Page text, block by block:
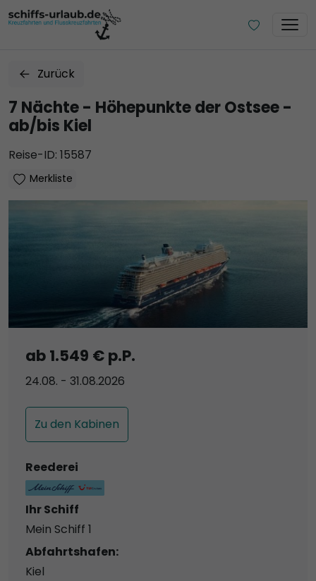
Zurück
7 Nächte - Höhepunkte der Ostsee -
ab/bis Kiel
Reise-ID: 15587
Merkliste
ab 1.549 € p.P.
24.08. - 31.08.2026
Zu den Kabinen
Reederei
Ihr Schiff
Mein Schiff 1
Abfahrtshafen:
Kiel